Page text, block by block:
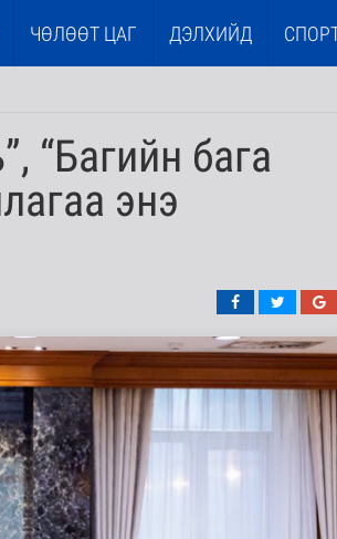
ЧӨЛӨӨТ ЦАГ ДЭЛХИЙД
“Багийн бага
энэ